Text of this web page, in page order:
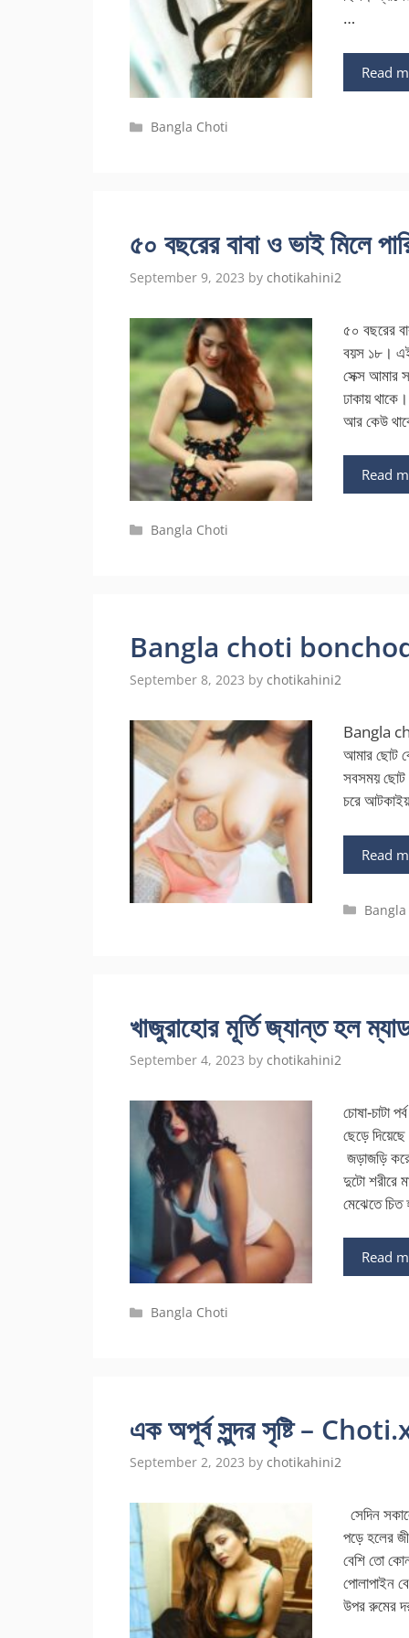
…
Read
Categories
Bangla Choti
৫০ বছরের বাবা ও ভাই মিলে
September 9, 2023 by chotikahini2
৫০ বছরের
বয়স ১৮।
সেক্স আমার
ঢাকায়
আর কেউ
Read
Categories
Bangla Choti
Bangla choti bonchoda
September 8, 2023 by chotikahini2
Bangla
আমার ছোট
সবসময় ছোট
চরে
Read
খাজুরাহোর মূর্তি জ্যান্ত হল
September 4, 2023 by chotikahini2
চোষা-চাটা
ছেড়ে
জড়াজড়ি
দুটো শরীরে
মেঝেতে
Read
Categories
Bangla Choti
এক অপূর্ব সুন্দর সৃষ্টি –
September 2, 2023 by chotikahini2
সেদিন
পড়ে হলের
বেশি তো
পোলাপাইন
উপর রুমের